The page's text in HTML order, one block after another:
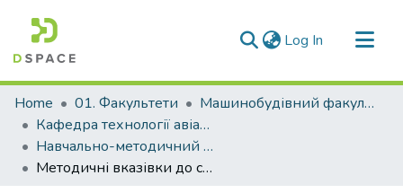
Log In (current)
Communities & Collections
All of DSpace
Statistics
Home 01. Факультети
Машинобудівний факультет
Кафедра технології авіаційних двигунів (Кафедра ТАД)
Навчально-методичний комплекс дисциплін кафедри ТАД
Методичні вказівки до самостійних і контрольних робіт з дисципліни: «Технологічні основи машинобудування» для студентів спеціальності: 133 «Галузеве машинобудування» освітня програма «Двигуни внутрішнього згорання усіх форм навчання